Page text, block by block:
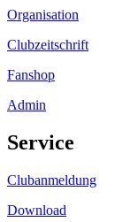
Organisation
Clubzeitschrift
Fanshop
Admin
Service
Clubanmeldung
Download